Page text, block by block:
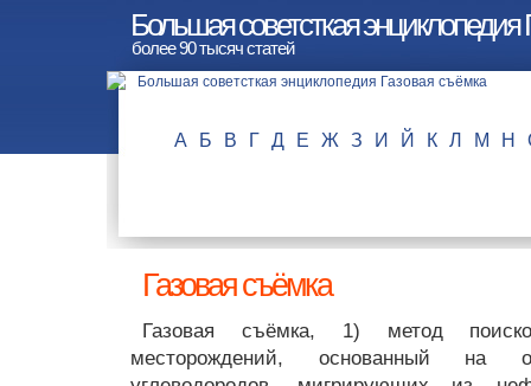
Большая советсткая энциклопедия
более 90 тысяч статей
А Б В Г Д Е Ж З И Й К Л М Н
Газовая съёмка
Газовая съёмка, 1) метод
месторождений, основанный на